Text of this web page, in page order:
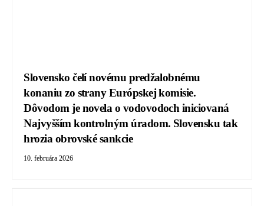
Slovensko čelí novému predžalobnému
konaniu zo strany Európskej komisie.
Dôvodom je novela o vodovodoch iniciovaná
Najvyšším kontrolným úradom. Slovensku tak
hrozia obrovské sankcie
10. februára 2026